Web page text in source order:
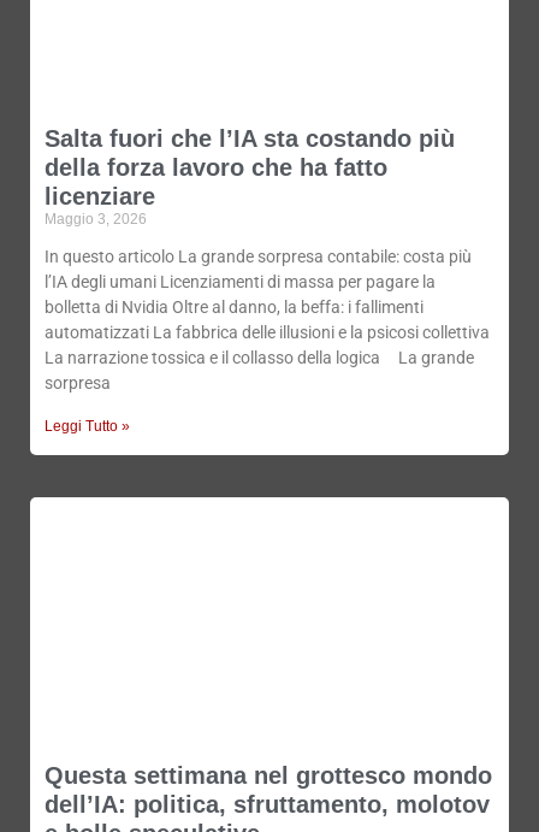
Salta fuori che l’IA sta costando più
della forza lavoro che ha fatto
licenziare
Maggio 3, 2026
In questo articolo La grande sorpresa contabile: costa più
l’IA degli umani Licenziamenti di massa per pagare la
bolletta di Nvidia Oltre al danno, la beffa: i fallimenti
automatizzati La fabbrica delle illusioni e la psicosi collettiva
La narrazione tossica e il collasso della logica La grande
sorpresa
Leggi Tutto »
Questa settimana nel grottesco mondo
dell’IA: politica, sfruttamento, molotov